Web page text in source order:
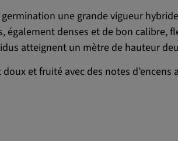
une grande vigueur
denses et de bon calibre,
atteignent un mètre de hauteur
doux et fruité avec des notes